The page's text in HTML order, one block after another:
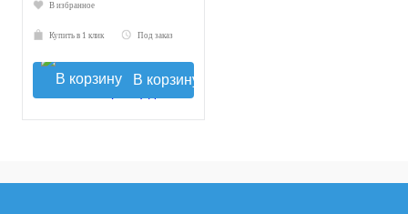
В избранное
Купить в 1 клик Под заказ
В корзину